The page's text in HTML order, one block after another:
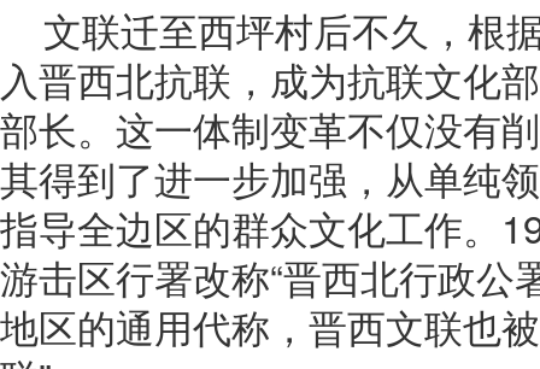
文联迁至西坪村后不久，根
入晋西北抗联，成为抗联文化
部长。这一体制变革不仅没有
其得到了进一步加强，从单纯
指导全边区的群众文化工作。
游击区行署改称“晋西北行政公
地区的通用代称，晋西文联也